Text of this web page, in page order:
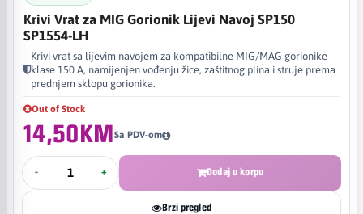
Krivi Vrat za MIG Gorionik Lijevi Navoj SP150
SP1554-LH
Krivi vrat sa lijevim navojem za kompatibilne MIG/MAG gorionike
klase 150 A, namijenjen vođenju žice, zaštitnog plina i struje prema
prednjem sklopu gorionika.
Out of Stock
14,50KMSa PDV-om
- + Dodaj u korpu
Brzi pregled